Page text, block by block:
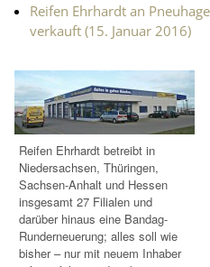
Reifen Ehrhardt an
verkauft (15. Januar 2016)
Reifen Ehrhardt betreibt in
Niedersachsen, Thüringen,
Sachsen-Anhalt und Hessen
insgesamt 27 Filialen und
darüber hinaus eine Bandag-
Runderneuerung; alles soll wie
bisher – nur mit neuem Inhaber